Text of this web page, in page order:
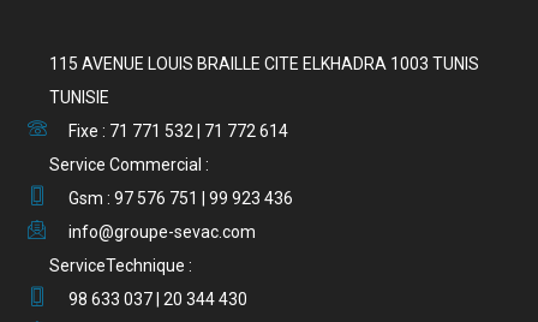
115 AVENUE LOUIS BRAILLE CITE ELKHADRA 1003 TUNIS
TUNISIE
Fixe : 71 771 532 | 71 772 614
Service Commercial :
Gsm : 97 576 751 | 99 923 436
info@groupe-sevac.com
ServiceTechnique :
98 633 037 | 20 344 430